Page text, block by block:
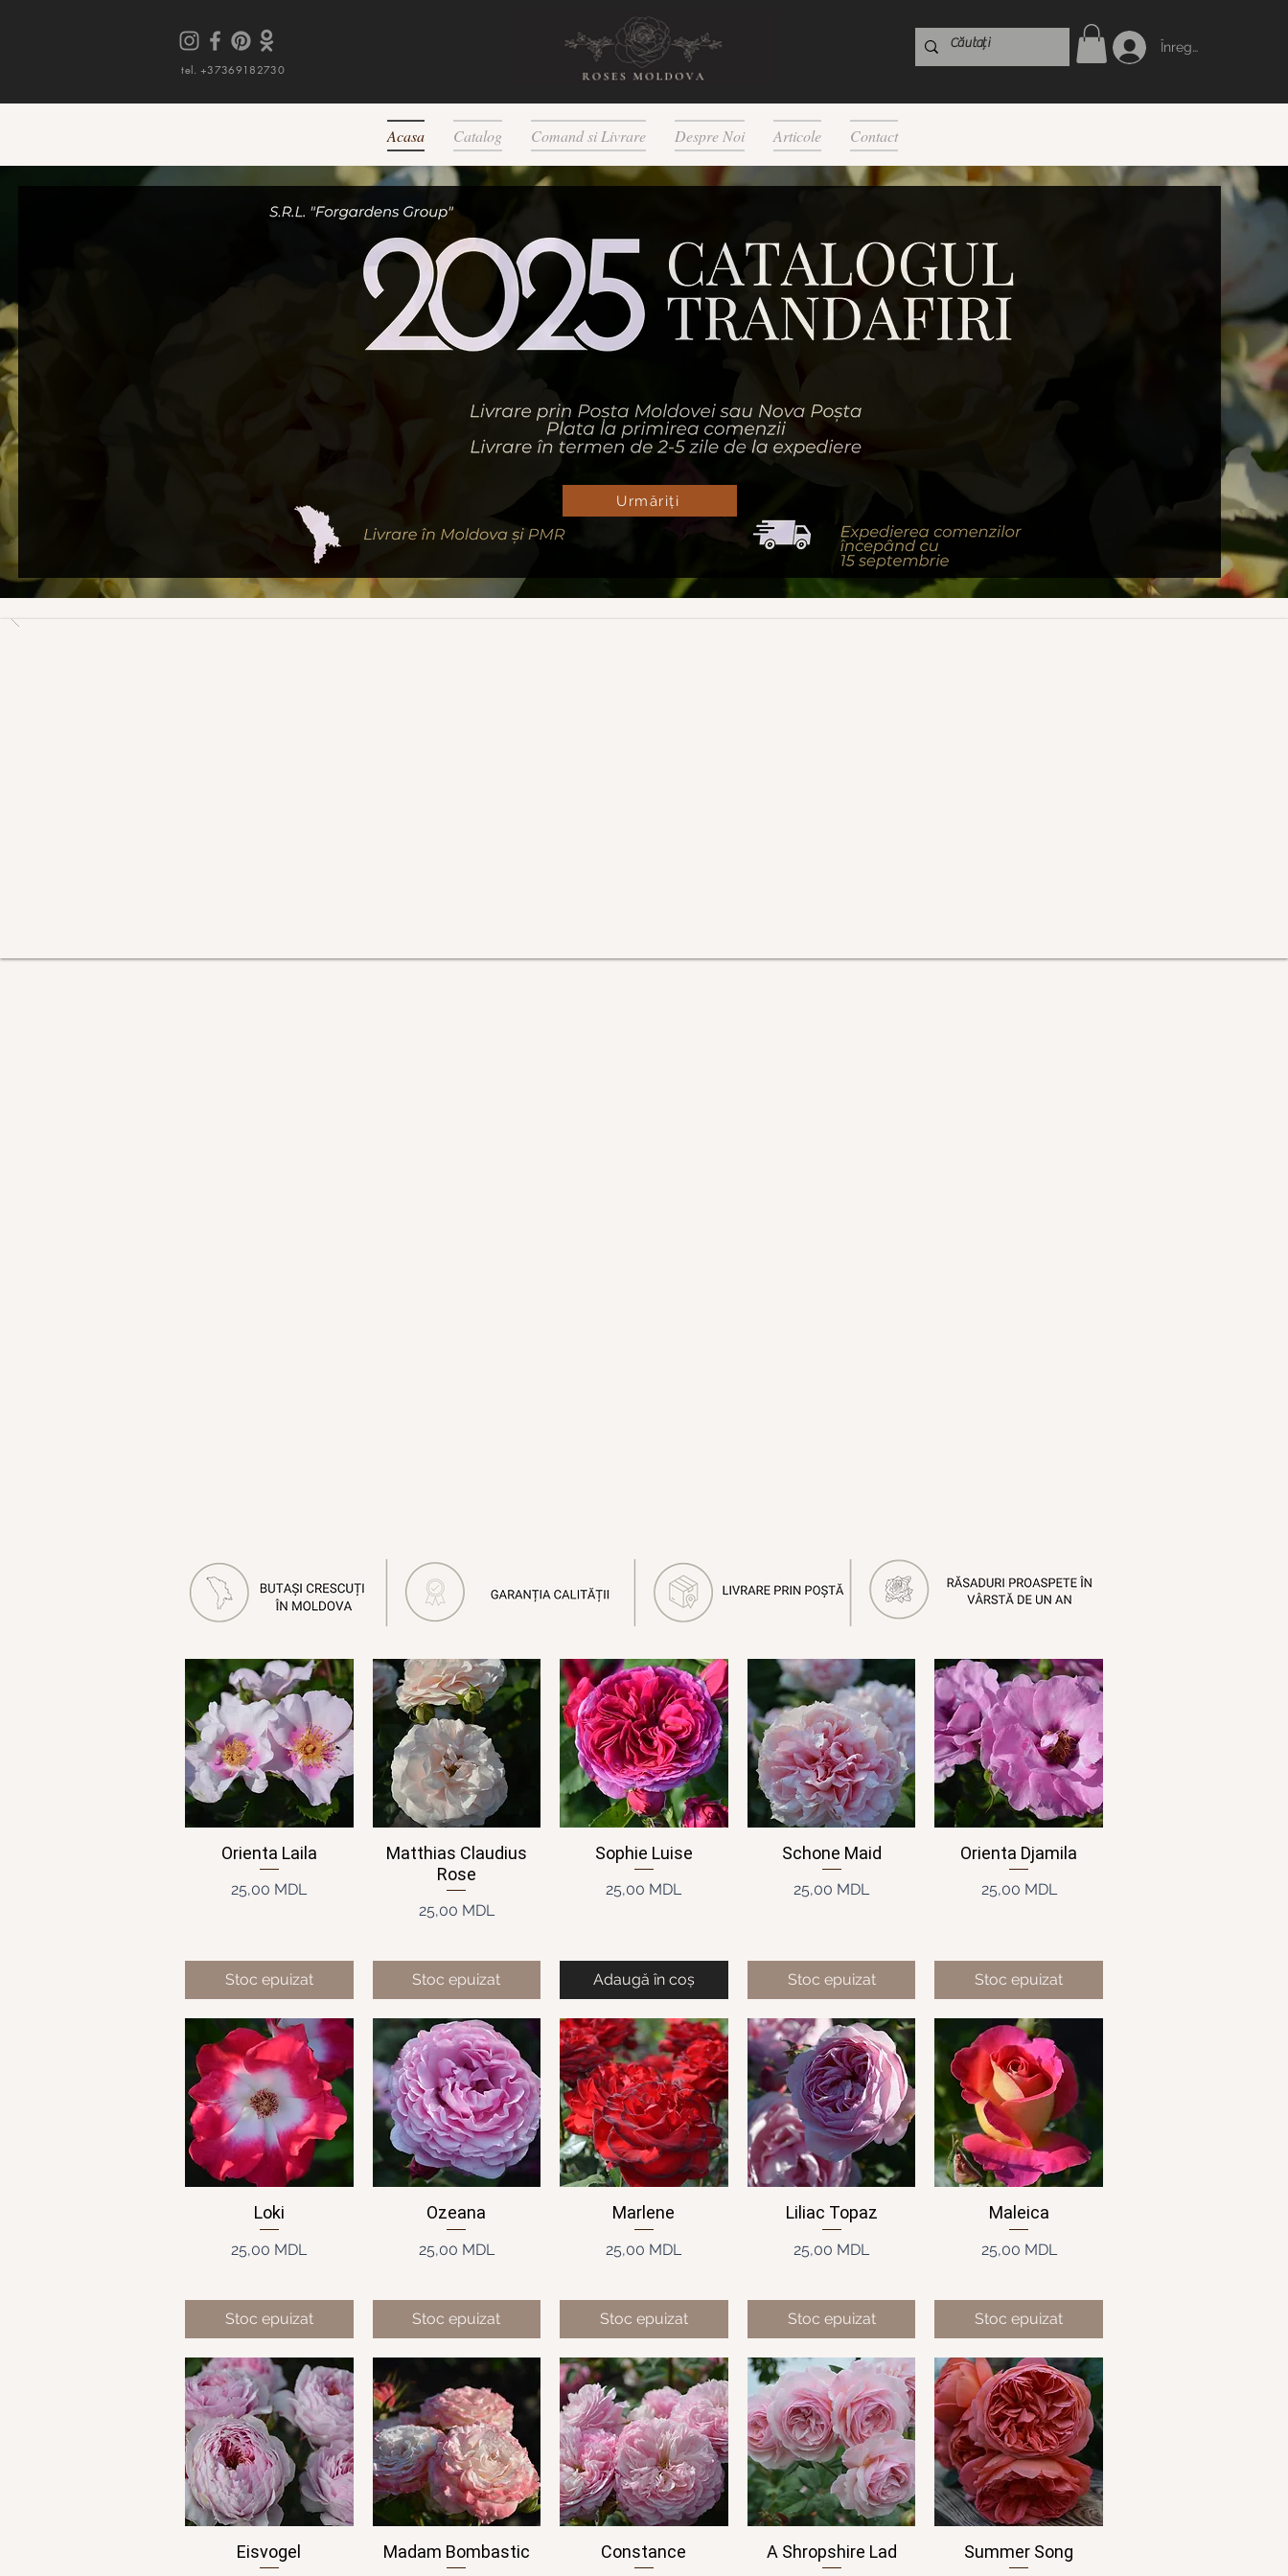
tel. +37369182730
Înregistrare
Acasa Catalog Comand si Livrare Despre Noi Articole Contact
Urmăriți
Afișare rapidă
Orienta Laila
Preț
25,00 MDL
Stoc epuizat
Afișare rapidă
Matthias Claudius
Rose
Preț
25,00 MDL
Stoc epuizat
Afișare rapidă
Sophie Luise
Preț
25,00 MDL
Adaugă în coș
Afișare rapidă
Schone Maid
Preț
25,00 MDL
Stoc epuizat
Afișare rapidă
Orienta Djamila
Preț
25,00 MDL
Stoc epuizat
Afișare rapidă
Loki
Preț
25,00 MDL
Stoc epuizat
Afișare rapidă
Ozeana
Preț
25,00 MDL
Stoc epuizat
Afișare rapidă
Marlene
Preț
25,00 MDL
Stoc epuizat
Afișare rapidă
Liliac Topaz
Preț
25,00 MDL
Stoc epuizat
Afișare rapidă
Maleica
Preț
25,00 MDL
Stoc epuizat
Afișare rapidă
Eisvogel Afișare rapidă
Madam Bombastic Afișare rapidă
Constance Afișare rapidă
A Shropshire Lad Afișare rapidă
Summer Song